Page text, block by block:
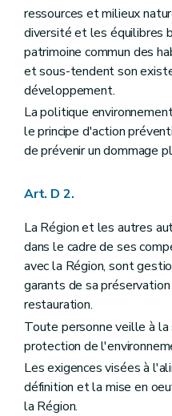
Art. D209
Art. D2010
Art. D2011
Art. D2012
Art. D2013
Art. D2014
Chapitre III
Section
Art. D2015
Art. D2016
Chapitre premier
Section
Art. D29-1
Section 2
Art. D29-2
Art. D29-4
Chapitre II
Art. D29-5
Art. D29-6
Chapitre III
Section
ressources et milieux
diversité et les équilibres
patrimoine commun des
et sous-tendent son
développement.
La politique
le principe d'action
de prévenir un dommage
Art. D 2.
La Région et les autres
dans le cadre de ses
avec la Région, sont
garants de sa
restauration.
Toute personne veille à
protection de
Les exigences visées à
définition et la mise en
la Région.